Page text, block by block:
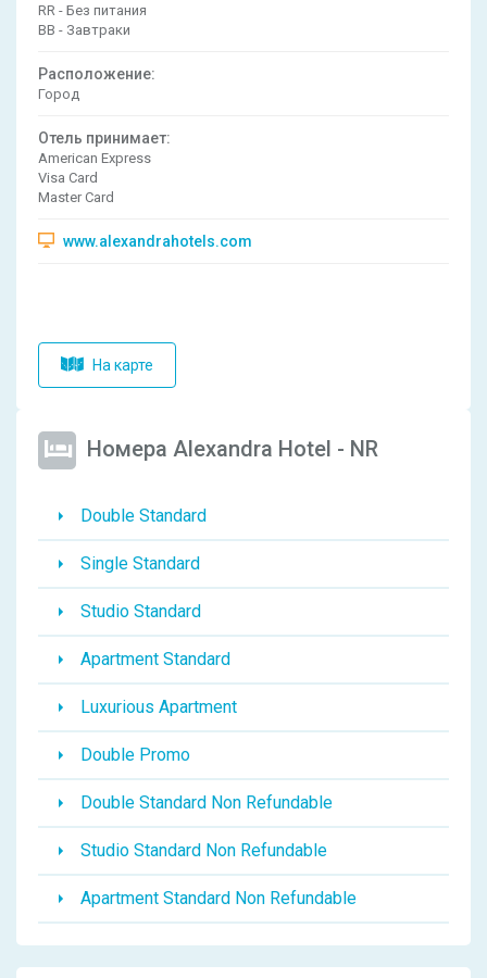
RR - Без питания
BB - Завтраки
Расположениe:
Город
Отель принимает:
American Express
Visa Card
Master Card
www.alexandrahotels.com
На карте
Номера Alexandra Hotel - NR
Double Standard
Single Standard
Studio Standard
Apartment Standard
Luxurious Apartment
Double Promo
Double Standard Non Refundable
Studio Standard Non Refundable
Apartment Standard Non Refundable